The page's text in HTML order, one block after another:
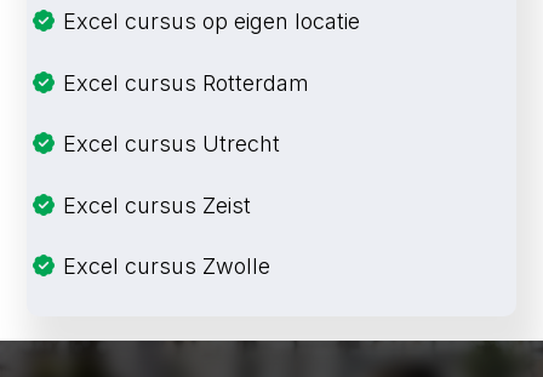
Excel cursus op eigen locatie
Excel cursus Rotterdam
Excel cursus Utrecht
Excel cursus Zeist
Excel cursus Zwolle